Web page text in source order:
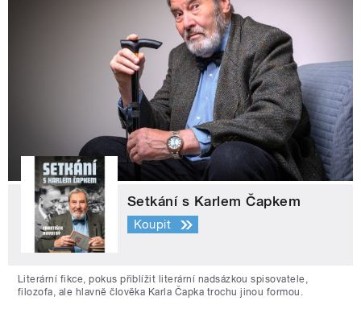
Setkání s Karlem Čapkem
Koupit
Literární fikce, pokus přiblížit literární nadsázkou spisovatele,
filozofa, ale hlavně člověka Karla Čapka trochu jinou formou.